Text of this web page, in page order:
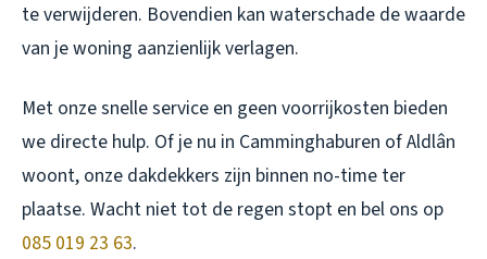
te verwijderen. Bovendien kan waterschade de waarde
van je woning aanzienlijk verlagen.
Met onze snelle service en geen voorrijkosten bieden
we directe hulp. Of je nu in Camminghaburen of Aldlân
woont, onze dakdekkers zijn binnen no-time ter
plaatse. Wacht niet tot de regen stopt en bel ons op
085 019 23 63.